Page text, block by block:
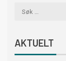
AKTUELT